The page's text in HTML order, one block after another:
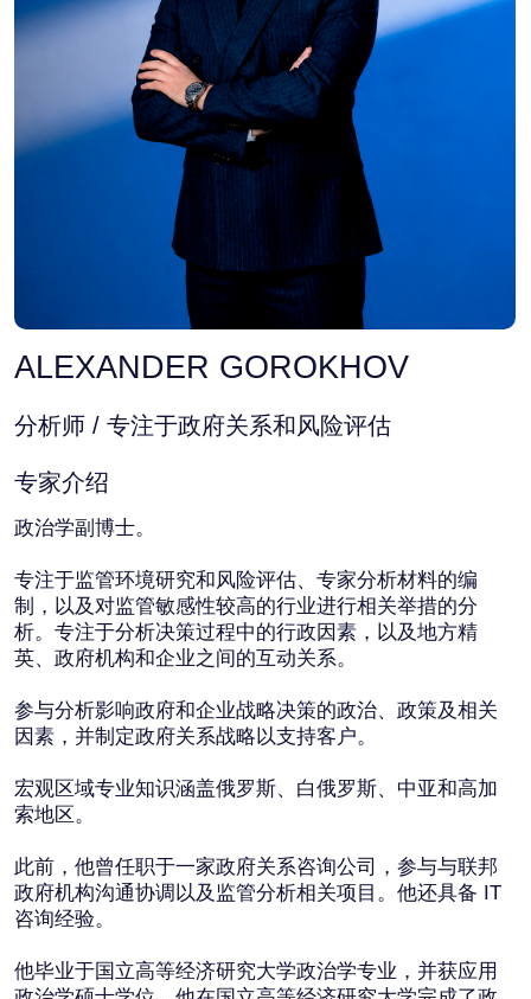
gorokhov@baikal-lobridge.ru
联系方式
分析师 / 专注于政府关系和风险评估
ALEXANDER GOROKHOV
专注于监管环境研究和风险评估、专家分析材料的编
制，以及对监管敏感性较高的行业进行相关举措的分
析。专注于分析决策过程中的行政因素，以及地方精
英、政府机构和企业之间的互动关系。
参与分析影响政府和企业战略决策的政治、政策及相关
因素，并制定政府关系战略以支持客户。
宏观区域专业知识涵盖俄罗斯、白俄罗斯、中亚和高加
此前，他曾任职于一家政府关系咨询公司，参与与联邦
咨询经验。
他毕业于国立高等经济研究大学政治学专业，并获应用
政治学硕士学位。他在国立高等经济研究大学完成了政
治学博士论文答辩。